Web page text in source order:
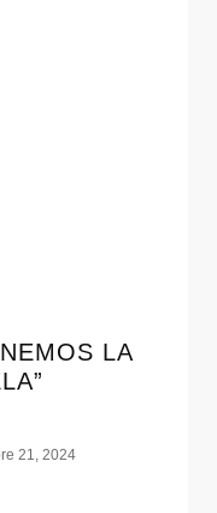
LA
21, 2024